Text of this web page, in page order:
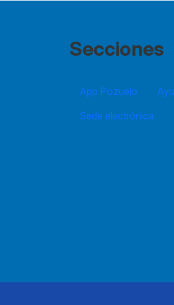
Secciones
App Pozuelo
Sede electrónica